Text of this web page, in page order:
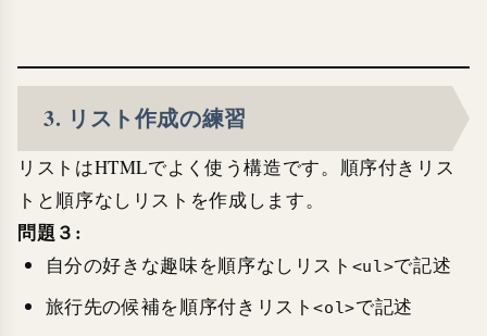
3. リスト作成の練習
リストはHTMLでよく使う構造です。順序付きリス
トと順序なしリストを作成します。
問題３:
自分の好きな趣味を順序なしリスト <ul>で記述
旅行先の候補を順序付きリスト<ol>で記述